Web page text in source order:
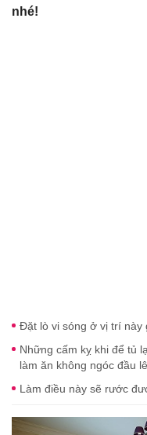
nhé!
Đặt lò vi sóng ở vị trí này
Những cấm kỵ khi để tủ
làm ăn không ngóc đầu
Làm điều này sẽ rước